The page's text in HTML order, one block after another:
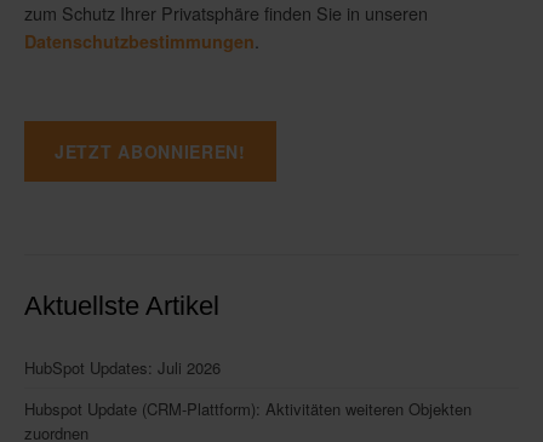
zum Schutz Ihrer Privatsphäre finden Sie in unseren
Datenschutzbestimmungen.
Aktuellste Artikel
HubSpot Updates: Juli 2026
Hubspot Update (CRM-Plattform): Aktivitäten weiteren Objekten
zuordnen